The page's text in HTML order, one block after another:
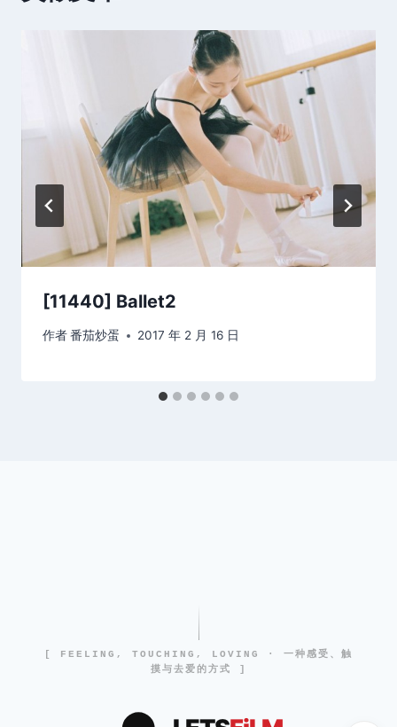
[11440] Ballet2
作者番茄炒蛋 2017 年 2 月 16 日
[ FEELING, TOUCHING, LOVING · 一种感受、触
摸与去爱的方式 ]